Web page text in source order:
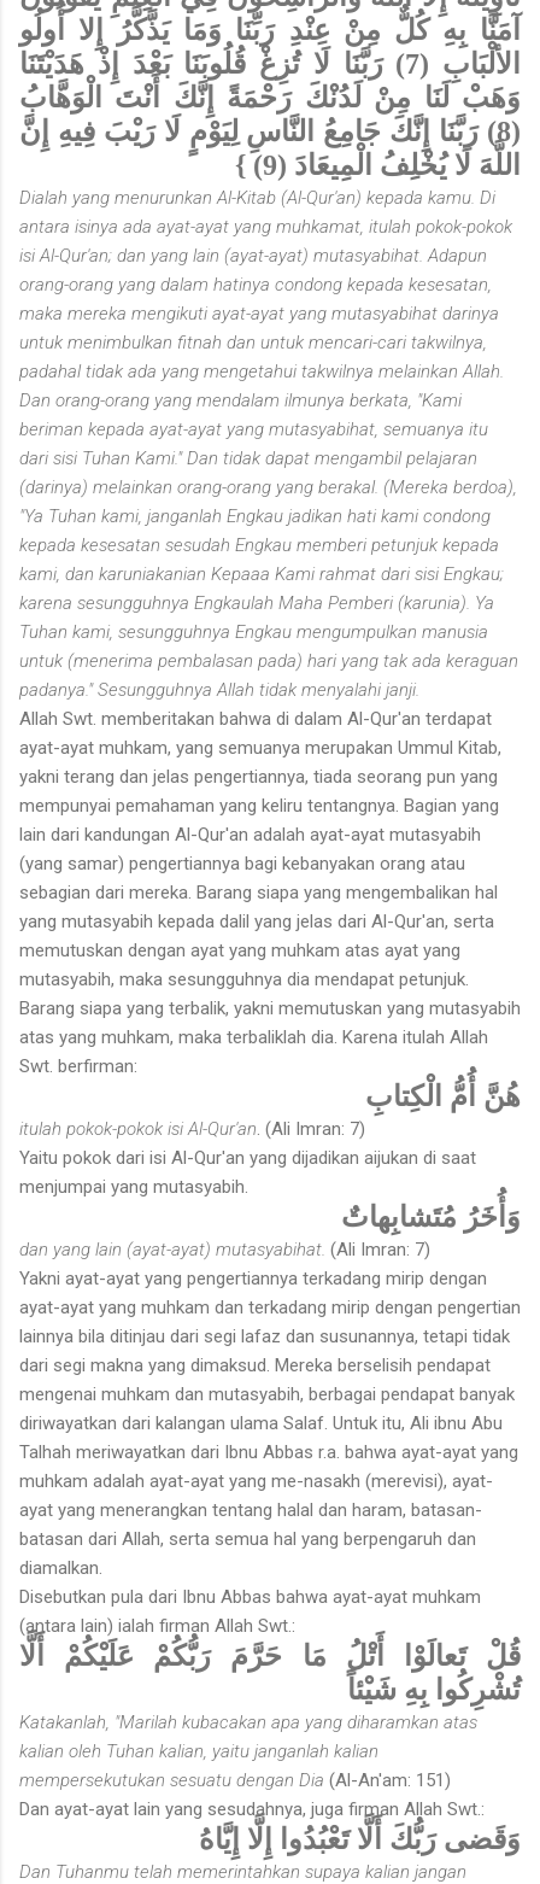
آمَنَّا بِهِ كُلٌّ مِنْ عِنْدِ رَبِّنَا وَمَا يَذَّكَّرُ إِلا أُولُو
الألْبَابِ (7) رَبَّنَا لَا تُزِغْ قُلُوبَنَا بَعْدَ إِذْ هَدَيْتَنَا
وَهَبْ لَنَا مِنْ لَدُنْكَ رَحْمَةً إِنَّكَ أَنْتَ الْوَهَّابُ
(8) رَبَّنَا إِنَّكَ جَامِعُ النَّاسِ لِيَوْمٍ لَا رَيْبَ فِيهِ إِنَّ
اللَّهَ لَا يُخْلِفُ الْمِيعَادَ (9) }
Dialah yang menurunkan Al-Kitab (Al-Qur'an) kepada kamu. Di
antara isinya ada ayat-ayat yang muhkamat, itulah pokok-pokok
isi Al-Qur'an; dan yang lain (ayat-ayat) mutasyabihat. Adapun
orang-orang yang dalam hatinya condong kepada kesesatan,
maka mereka mengikuti ayat-ayat yang mutasyabihat darinya
untuk menimbulkan fitnah dan untuk mencari-cari takwilnya,
padahal tidak ada yang mengetahui takwilnya melainkan Allah.
Dan orang-orang yang mendalam ilmunya berkata, "Kami
beriman kepada ayat-ayat yang mutasyabihat, semuanya itu
dari sisi Tuhan Kami." Dan tidak dapat mengambil pelajaran
(darinya) melainkan orang-orang yang berakal. (Mereka berdoa),
"Ya Tuhan kami, janganlah Engkau jadikan hati kami condong
kepada kesesatan sesudah Engkau memberi petunjuk kepada
kami, dan karuniakanian Kepaaa Kami rahmat dari sisi Engkau;
karena sesungguhnya Engkaulah Maha Pemberi (karunia). Ya
Tuhan kami, sesungguhnya Engkau mengumpulkan manusia
untuk (menerima pembalasan pada) hari yang tak ada keraguan
padanya." Sesungguhnya Allah tidak menyalahi janji.
Allah Swt. memberitakan bahwa di dalam Al-Qur'an terdapat
ayat-ayat muhkam, yang semuanya merupakan Ummul Kitab,
yakni terang dan jelas pengertiannya, tiada seorang pun yang
mempunyai pemahaman yang keliru tentangnya. Bagian yang
lain dari kandungan Al-Qur'an adalah ayat-ayat mutasyabih
(yang samar) pengertiannya bagi kebanyakan orang atau
sebagian dari mereka. Barang siapa yang mengembalikan hal
yang mutasyabih kepada dalil yang jelas dari Al-Qur'an, serta
memutuskan dengan ayat yang muhkam atas ayat yang
mutasyabih, maka sesungguhnya dia mendapat petunjuk.
Barang siapa yang terbalik, yakni memutuskan yang mutasyabih
atas yang muhkam, maka terbaliklah dia. Karena itulah Allah
Swt. berfirman:
هُنَّ أُمُّ الْكِتابِ
itulah pokok-pokok isi Al-Qur'an . (Ali Imran: 7)
Yaitu pokok dari isi Al-Qur'an yang dijadikan aijukan di saat
menjumpai yang mutasyabih.
وَأُخَرُ مُتَشابِهاتٌ
dan yang lain (ayat-ayat) mutasyabihat. (Ali Imran: 7)
Yakni ayat-ayat yang pengertiannya terkadang mirip dengan
ayat-ayat yang muhkam dan terkadang mirip dengan pengertian
lainnya bila ditinjau dari segi lafaz dan susunannya, tetapi tidak
dari segi makna yang dimaksud. Mereka berselisih pendapat
mengenai muhkam dan mutasyabih, berbagai pendapat banyak
diriwayatkan dari kalangan ulama Salaf. Untuk itu, Ali ibnu Abu
Talhah meriwayatkan dari Ibnu Abbas r.a. bahwa ayat-ayat yang
muhkam adalah ayat-ayat yang me-nasakh (merevisi), ayat-
ayat yang menerangkan tentang halal dan haram, batasan-
batasan dari Allah, serta semua hal yang berpengaruh dan
diamalkan.
Disebutkan pula dari Ibnu Abbas bahwa ayat-ayat muhkam
(antara lain) ialah firman Allah Swt.:
قُلْ تَعالَوْا أَتْلُ مَا حَرَّمَ رَبُّكُمْ عَلَيْكُمْ أَلَّا
تُشْرِكُوا بِهِ شَيْئاً
Katakanlah, "Marilah kubacakan apa yang diharamkan atas
kalian oleh Tuhan kalian, yaitu janganlah kalian
mempersekutukan sesuatu dengan Dia (Al-An'am: 151)
Dan ayat-ayat lain yang sesudahnya, juga firman Allah Swt.:
وَقَضى رَبُّكَ أَلَّا تَعْبُدُوا إِلَّا إِيَّاهُ
Dan Tuhanmu telah memerintahkan supaya kalian jangan